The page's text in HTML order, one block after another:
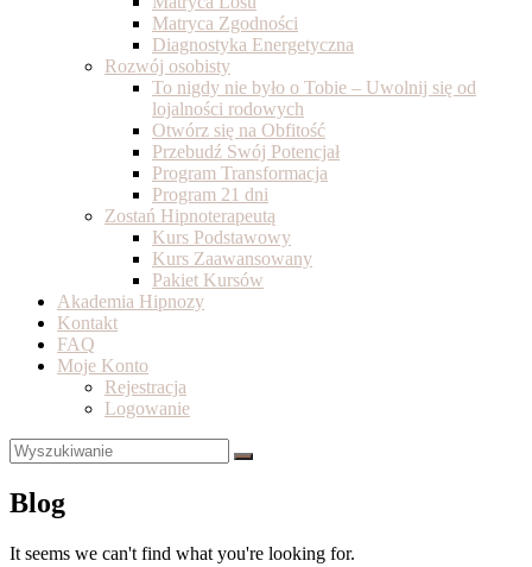
Matryca Zgodności
Diagnostyka Energetyczna
Rozwój osobisty
To nigdy nie było o Tobie – Uwolnij się od
lojalności rodowych
Otwórz się na Obfitość
Przebudź Swój Potencjał
Program Transformacja
Program 21 dni
Zostań Hipnoterapeutą
Kurs Podstawowy
Kurs Zaawansowany
Pakiet Kursów
Akademia Hipnozy
Kontakt
FAQ
Moje Konto
Rejestracja
Logowanie
Blog
It seems we can't find what you're looking for.